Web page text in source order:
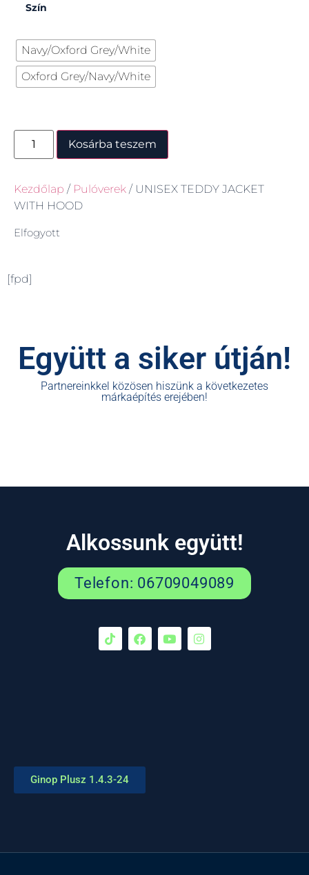
Szín
Navy/Oxford Grey/White
Oxford Grey/Navy/White
Kosárba teszem
Kezdőlap / Pulóverek / UNISEX TEDDY JACKET
WITH HOOD
Elfogyott
[fpd]
Együtt a siker útján!
Partnereinkkel közösen hiszünk a következetes
márkaépítés erejében!
Alkossunk együtt!
Telefon: 06709049089
Ginop Plusz 1.4.3-24